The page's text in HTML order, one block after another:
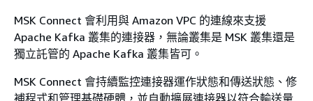
MSK Connect 會利用與 Amazon VPC 的連線來支援
Apache Kafka 叢集的連接器，無論叢集是 MSK 叢集還是
獨立託管的 Apache Kafka 叢集皆可。
MSK Connect 會持續監控連接器運作狀態和傳送狀態、修
補程式和管理基礎硬體，並自動擴展連接器以符合輸送量